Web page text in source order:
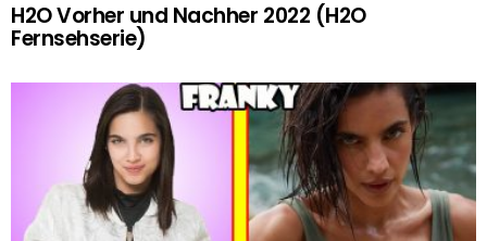
H2O Vorher und Nachher 2022 (H2O
Fernsehserie)